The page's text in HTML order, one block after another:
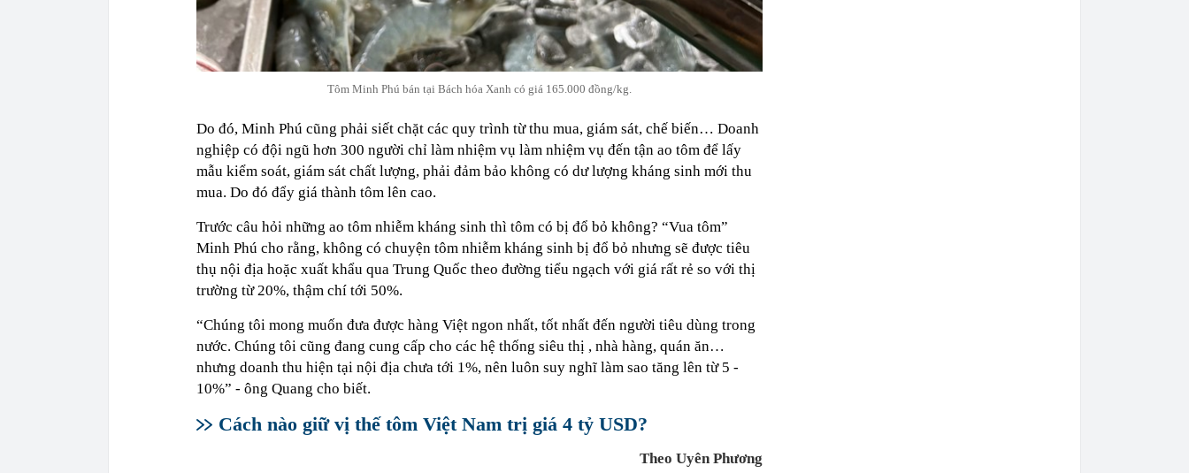
Tôm Minh Phú bán tại Bách hóa Xanh có giá 165.000 đồng/kg.
Do đó, Minh Phú cũng phải siết chặt các quy trình từ thu mua, giám sát, chế biến… Doanh
nghiệp có đội ngũ hơn 300 người chỉ làm nhiệm vụ làm nhiệm vụ đến tận ao tôm để lấy
mẫu kiểm soát, giám sát chất lượng, phải đảm bảo không có dư lượng kháng sinh mới thu
mua. Do đó đẩy giá thành tôm lên cao.
Trước câu hỏi những ao tôm nhiễm kháng sinh thì tôm có bị đổ bỏ không? “Vua tôm”
Minh Phú cho rằng, không có chuyện tôm nhiễm kháng sinh bị đổ bỏ nhưng sẽ được tiêu
thụ nội địa hoặc xuất khẩu qua Trung Quốc theo đường tiểu ngạch với giá rất rẻ so với thị
trường từ 20%, thậm chí tới 50%.
“Chúng tôi mong muốn đưa được hàng Việt ngon nhất, tốt nhất đến người tiêu dùng trong
nước. Chúng tôi cũng đang cung cấp cho các hệ thống siêu thị , nhà hàng, quán ăn…
nhưng doanh thu hiện tại nội địa chưa tới 1%, nên luôn suy nghĩ làm sao tăng lên từ 5 -
10%” - ông Quang cho biết.
Cách nào giữ vị thế tôm Việt Nam trị giá 4 tỷ USD?
Theo Uyên Phương